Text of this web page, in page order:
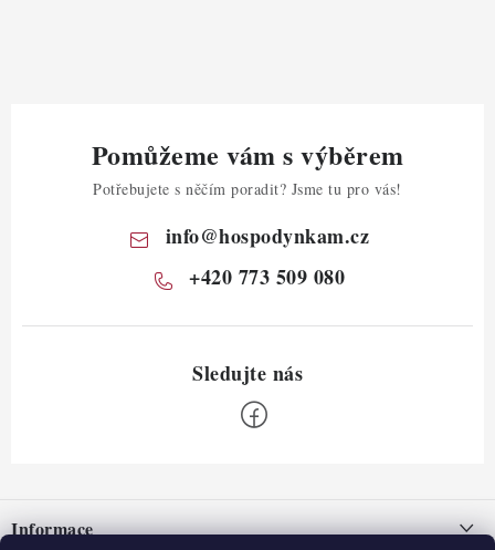
Pomůžeme vám s výběrem
Potřebujete s něčím poradit? Jsme tu pro vás!
info@hospodynkam.cz
+420 773 509 080
pInformace